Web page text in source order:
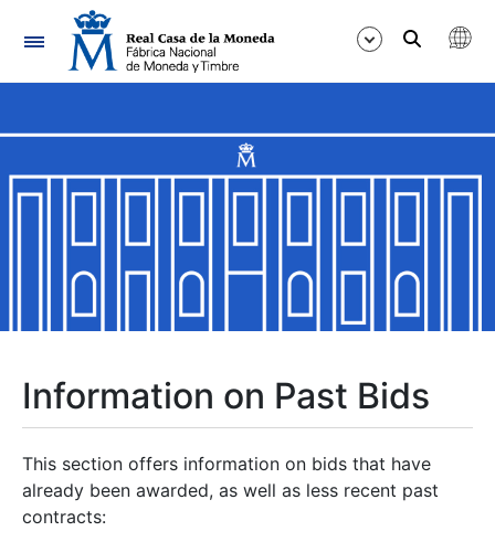
Navigation
Show/Hide
Show/Hide
Show/Hide
Information on Past Bids
This section offers information on bids that have
already been awarded, as well as less recent past
contracts: